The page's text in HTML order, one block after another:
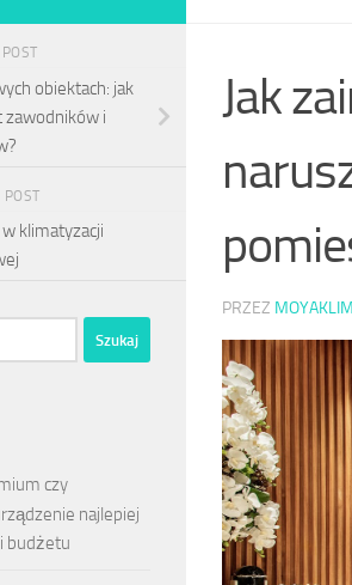
Jak
PRZEZ
obiektach: jak
i
POST
klimatyzacji
czy
najlepiej
budżetu